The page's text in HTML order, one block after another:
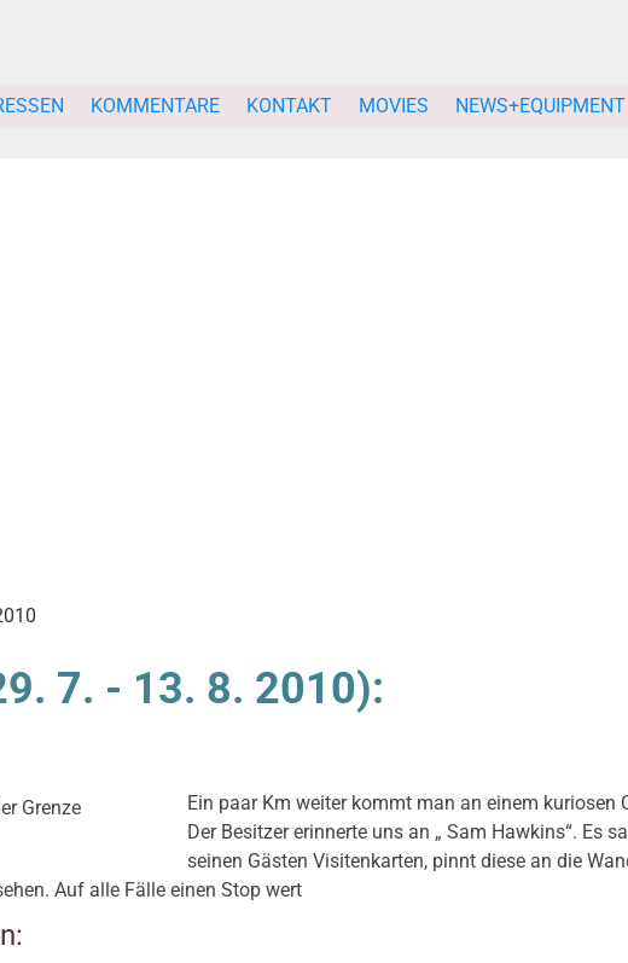
KOMMENTARE KONTAKT MOVIES NEWS+EQUIPMENT
7. - 13. 8. 2010):
Ein paar Km weiter kommt man an einem kuriosen
Der Besitzer erinnerte uns an „ Sam Hawkins“. Es
seinen Gästen Visitenkarten, pinnt diese an die
Auf alle Fälle einen Stop wert